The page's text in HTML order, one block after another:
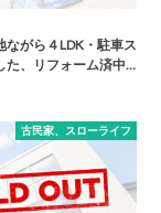
ながら４LDK・駐車ス
た、リフォーム済中…
古民家、スローライフ